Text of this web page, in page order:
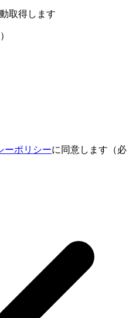
取得します
ーポリシーに同意します（必